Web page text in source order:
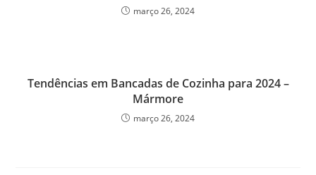
março 26, 2024
Tendências em Bancadas de Cozinha para 2024 –
Mármore
março 26, 2024